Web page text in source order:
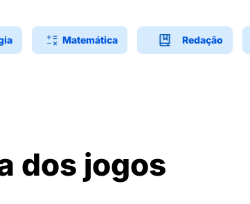
Matemática Redação
dos jogos